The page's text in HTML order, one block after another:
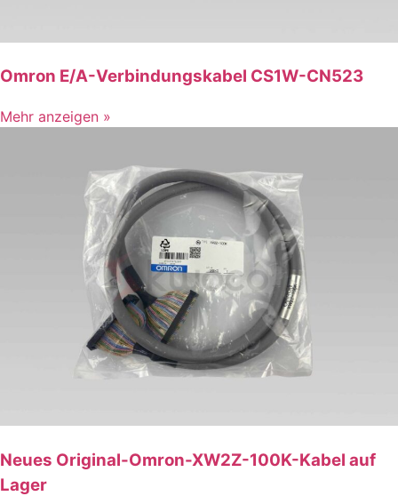
Omron E/A-Verbindungskabel CS1W-CN523
Mehr anzeigen »
Neues Original-Omron-XW2Z-100K-Kabel auf
Lager